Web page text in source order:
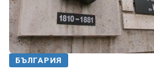
БЪЛГАРИЯ